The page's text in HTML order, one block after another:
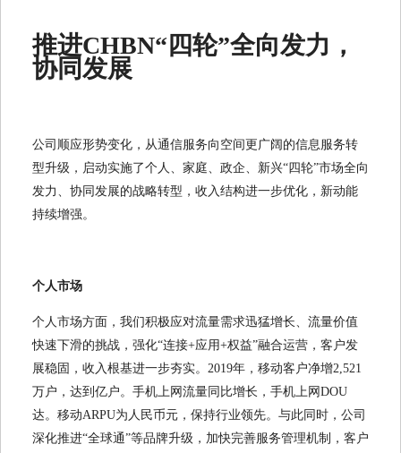
推进CHBN“四轮”全向发力，
协同发展
公司顺应形势变化，从通信服务向空间更广阔的信息服务转
型升级，启动实施了个人、家庭、政企、新兴“四轮”市场全向
发力、协同发展的战略转型，收入结构进一步优化，新动能
持续增强。
个人市场
个人市场方面，我们积极应对流量需求迅猛增长、流量价值
快速下滑的挑战，强化“连接+应用+权益”融合运营，客户发
展稳固，收入根基进一步夯实。2019年，移动客户净增2,521
万户，达到亿户。手机上网流量同比增长，手机上网DOU
达。移动ARPU为人民币元，保持行业领先。与此同时，公司
深化推进“全球通”等品牌升级，加快完善服务管理机制，客户